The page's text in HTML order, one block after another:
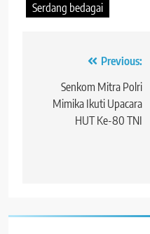
Serdang bedagai
Navigasi Previous:
Senkom Mitra Polri
Mimika Ikuti Upacara
HUT Ke-80 TNI